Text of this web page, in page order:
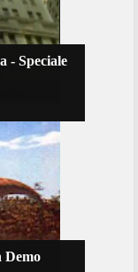
- Speciale
Demo